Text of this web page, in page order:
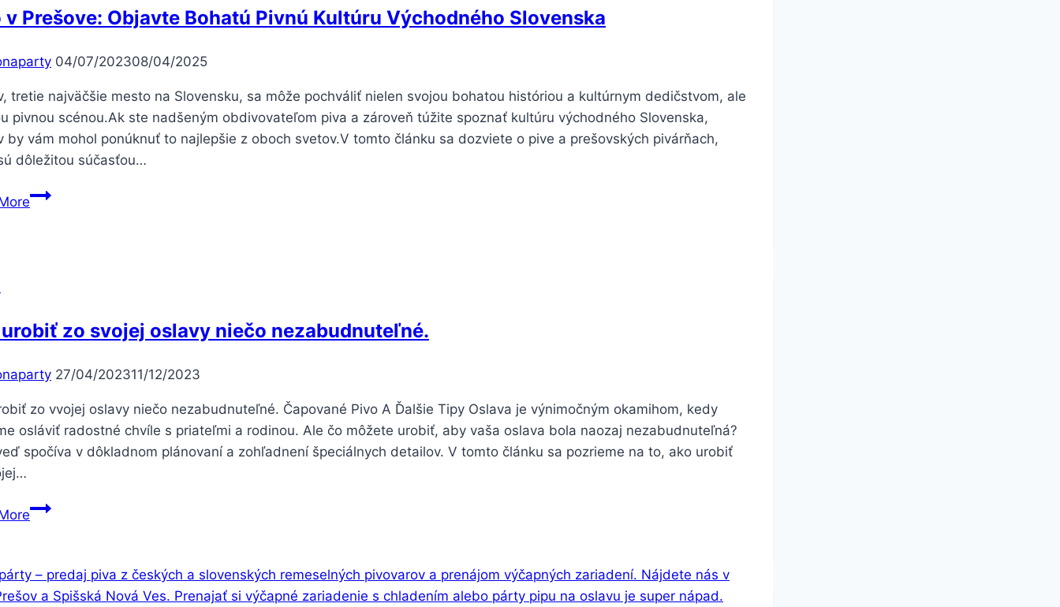
každú
párty,
či
svadbu
v Prešove: Objavte Bohatú Pivnú Kultúru Východného Slovenska
04/07/202308/04/2025
tretie najväčšie mesto na Slovensku, sa môže pochváliť nielen svojou bohatou históriou a kultúrnym dedičstvom, ale
pivnou scénou.Ak ste nadšeným obdivovateľom piva a zároveň túžite spoznať kultúru východného Slovenska,
by vám mohol ponúknuť to najlepšie z oboch svetov.V tomto článku sa dozviete o pive a prešovských pivárňach,
dôležitou súčasťou…
Pivo
Kultúru
Východného
zo svojej oslavy niečo nezabudnuteľné.
27/04/202311/12/2023
zo vvojej oslavy niečo nezabudnuteľné. Čapované Pivo A Ďalšie Tipy Oslava je výnimočným okamihom, kedy
osláviť radostné chvíle s priateľmi a rodinou. Ale čo môžete urobiť, aby vaša oslava bola naozaj nezabudnuteľná?
spočíva v dôkladnom plánovaní a zohľadnení špeciálnych detailov. V tomto článku sa pozrieme na to, ako urobiť
Ako
svojej
oslavy